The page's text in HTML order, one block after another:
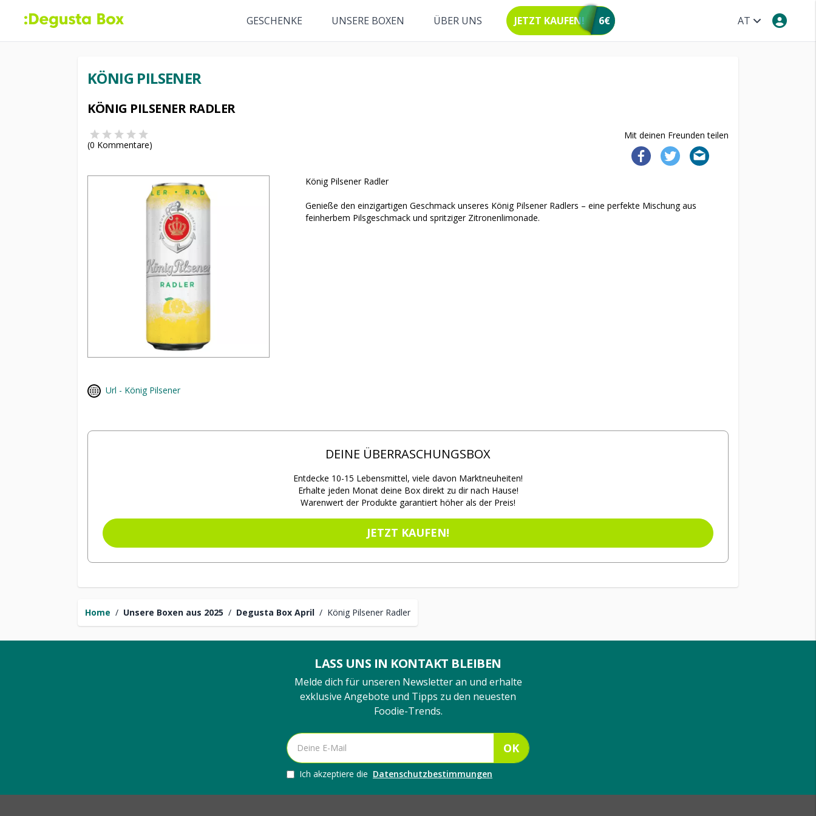
AT
GESCHENKE UNSERE BOXEN ÜBER UNS JETZT KAUFEN! 6€
Home / Unsere Boxen aus 2025 / Degusta Box April / König Pilsener Radler
KÖNIG PILSENER
KÖNIG PILSENER RADLER
Mit deinen Freunden teilen
(0 Kommentare)
König Pilsener Radler
Genieße den einzigartigen Geschmack unseres König Pilsener Radlers – eine perfekte Mischung aus
feinherbem Pilsgeschmack und spritziger Zitronenlimonade.
Url - König Pilsener
DEINE ÜBERRASCHUNGSBOX
Entdecke 10-15 Lebensmittel, viele davon Marktneuheiten!
Erhalte jeden Monat deine Box direkt zu dir nach Hause!
Warenwert der Produkte garantiert höher als der Preis!
JETZT KAUFEN!
LASS UNS IN KONTAKT BLEIBEN
Melde dich für unseren Newsletter an und erhalte
exklusive Angebote und Tipps zu den neuesten
Foodie-Trends.
OK
Ich akzeptiere die Datenschutzbestimmungen